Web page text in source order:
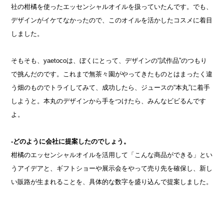
社の柑橘を使ったエッセンシャルオイルを扱っていたんです。でも、
デザインがイケてなかったので、このオイルを活かしたコスメに着目
しました。
そもそも、yaetocoは、ぼくにとって、デザインの“試作品”のつもり
で挑んだのです。これまで無茶々園がやってきたものとはまったく違
う畑のものでトライしてみて、成功したら、ジュースの“本丸”に着手
しようと。本丸のデザインから手をつけたら、みんなビビるんです
よ。
-どのように会社に提案したのでしょう。
柑橘のエッセンシャルオイルを活用して「こんな商品ができる」とい
うアイデアと、ギフトショーや展示会をやって売り先を確保し、新し
い販路が生まれることを、具体的な数字を盛り込んで提案しました。